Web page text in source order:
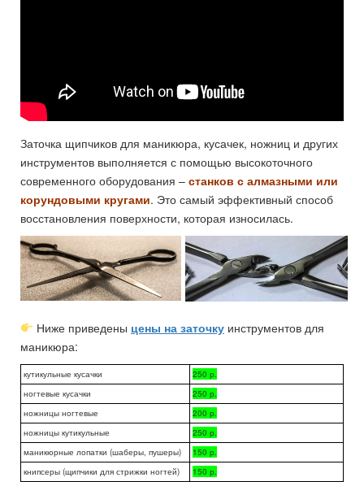
Заточка щипчиков для маникюра, кусачек, ножниц и других
инструментов выполняется с помощью высокоточного
современного оборудования – станков с алмазными или
корундовыми кругами. Это самый эффективный способ
восстановления поверхности, которая износилась.
Ниже приведены цены на заточкуинструментов для
маникюра:
кутикульные кусачки
250 р.
ногтевые кусачки
250 р.
ножницы ногтевые
200 р.
ножницы кутикульные
250 р.
маникюрные лопатки (шаберы, пушеры)
150 р.
книпсеры (щипчики для стрижки ногтей)
150 р.